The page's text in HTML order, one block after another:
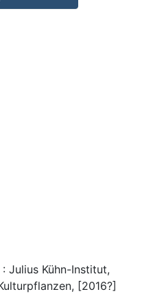
Julius Kühn-Institut,
[2016?]